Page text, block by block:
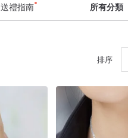
送禮指南 所有分類
排序